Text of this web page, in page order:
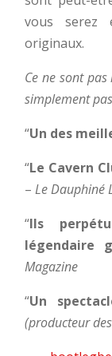
vous serez
originaux.
Ce ne sont
simplement
“Un des
“Le Cavern
–Le Dauphiné
“Ils
légendaire
Magazine
“Un
(producteur